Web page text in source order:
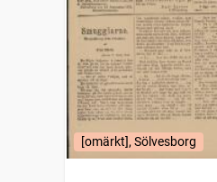
[omärkt], Sölvesborg